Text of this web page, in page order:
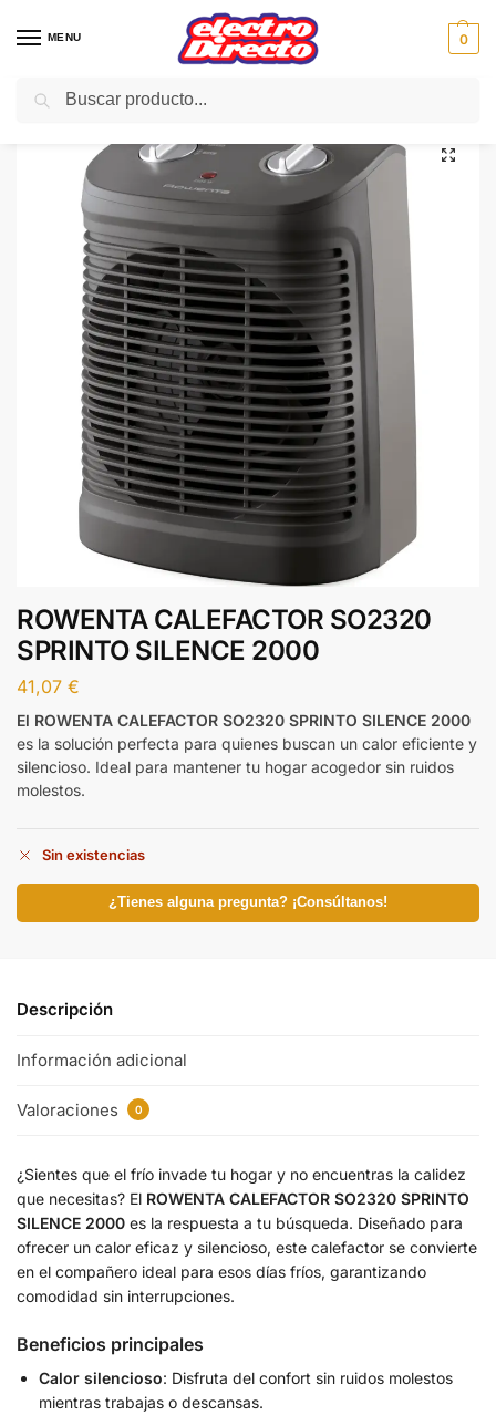
MENU 0
Inicio Climatización / Calefactores
ROWENTA CALEFACTOR SO2320
SPRINTO SILENCE 2000
41,07 €
El ROWENTA CALEFACTOR SO2320 SPRINTO SILENCE 2000
es la solución perfecta para quienes buscan un calor eficiente y
silencioso. Ideal para mantener tu hogar acogedor sin ruidos
molestos.
Sin existencias
¿Tienes alguna pregunta? ¡Consúltanos!
Descripción
Información adicional
Valoraciones 0
¿Sientes que el frío invade tu hogar y no encuentras la calidez
que necesitas? El ROWENTA CALEFACTOR SO2320 SPRINTO
SILENCE 2000 es la respuesta a tu búsqueda. Diseñado para
ofrecer un calor eficaz y silencioso, este calefactor se convierte
en el compañero ideal para esos días fríos, garantizando
comodidad sin interrupciones.
Beneficios principales
Calor silencioso: Disfruta del confort sin ruidos molestos
mientras trabajas o descansas.